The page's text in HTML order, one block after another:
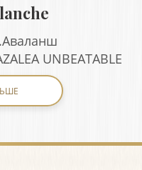
UNBEATABLE